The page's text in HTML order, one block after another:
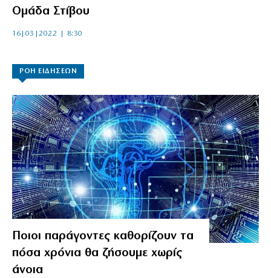
Ομάδα Στίβου
16|03|2022 | 8:30
ΡΟΗ ΕΙΔΗΣΕΩΝ
Ποιοι παράγοντες καθορίζουν τα
πόσα χρόνια θα ζήσουμε χωρίς
άνοια